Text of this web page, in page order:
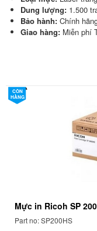
Dung lượng: 1.500
Bảo hành: Chính
Giao hàng: Miễn phí
CÒN
HÀNG
Mực in Ricoh SP
Part no: SP200HS